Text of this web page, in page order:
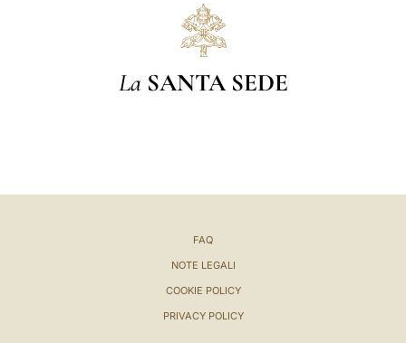
La SANTA SEDE
FAQ
NOTE LEGALI
COOKIE POLICY
PRIVACY POLICY